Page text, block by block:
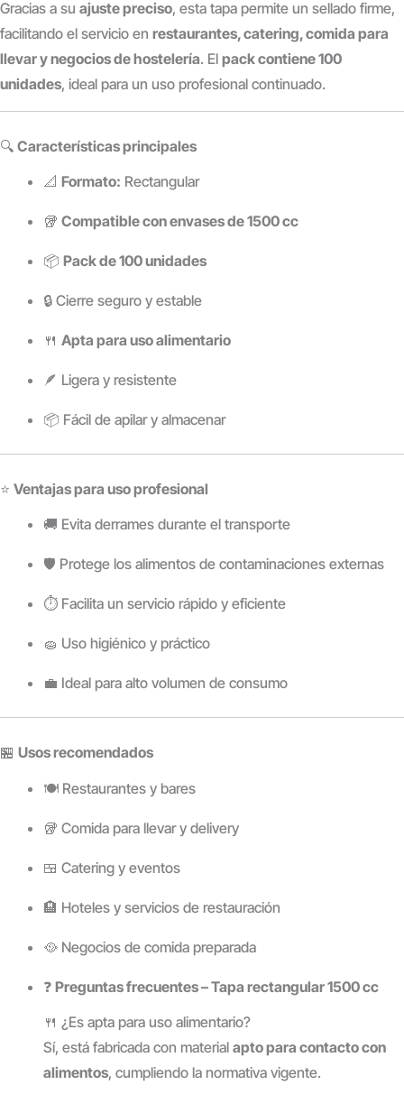
Gracias a su ajuste preciso, esta tapa permite un sellado firme,
facilitando el servicio en restaurantes, catering, comida para
llevar y negocios de hostelería. El pack contiene 100
unidades, ideal para un uso profesional continuado.
🔍 Características principales
📐 Formato: Rectangular
🥡 Compatible con envases de 1500 cc
📦 Pack de 100 unidades
🔒 Cierre seguro y estable
🍴 Apta para uso alimentario
🪶 Ligera y resistente
📦 Fácil de apilar y almacenar
⭐ Ventajas para uso profesional
🚚 Evita derrames durante el transporte
🛡️ Protege los alimentos de contaminaciones externas
⏱️ Facilita un servicio rápido y eficiente
🧽 Uso higiénico y práctico
💼 Ideal para alto volumen de consumo
🏪 Usos recomendados
🍽️ Restaurantes y bares
🥡 Comida para llevar y delivery
🍱 Catering y eventos
🏨 Hoteles y servicios de restauración
🥘 Negocios de comida preparada
❓ Preguntas frecuentes – Tapa rectangular 1500 cc
🍴 ¿Es apta para uso alimentario?
Sí, está fabricada con material apto para contacto con
alimentos, cumpliendo la normativa vigente.